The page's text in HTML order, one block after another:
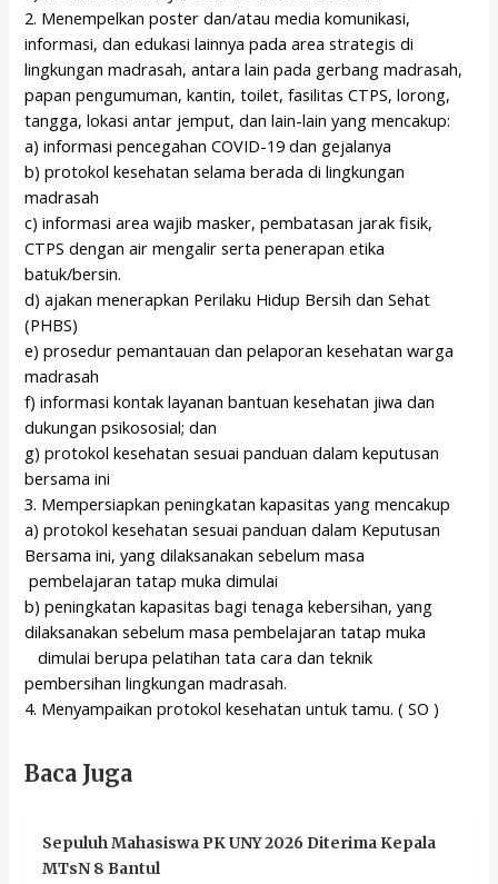
2. Menempelkan poster dan/atau media komunikasi,
informasi, dan edukasi lainnya pada area strategis di
lingkungan madrasah, antara lain pada gerbang madrasah,
papan pengumuman, kantin, toilet, fasilitas CTPS, lorong,
tangga, lokasi antar jemput, dan lain-lain yang mencakup:
a) informasi pencegahan COVID-19 dan gejalanya
b) protokol kesehatan selama berada di lingkungan
madrasah
c) informasi area wajib masker, pembatasan jarak fisik,
CTPS dengan air mengalir serta penerapan etika
batuk/bersin.
d) ajakan menerapkan Perilaku Hidup Bersih dan Sehat
(PHBS)
e) prosedur pemantauan dan pelaporan kesehatan warga
madrasah
f) informasi kontak layanan bantuan kesehatan jiwa dan
dukungan psikososial; dan
g) protokol kesehatan sesuai panduan dalam keputusan
bersama ini
3. Mempersiapkan peningkatan kapasitas yang mencakup
a) protokol kesehatan sesuai panduan dalam Keputusan
Bersama ini, yang dilaksanakan sebelum masa
pembelajaran tatap muka dimulai
b) peningkatan kapasitas bagi tenaga kebersihan, yang
dilaksanakan sebelum masa pembelajaran tatap muka
dimulai berupa pelatihan tata cara dan teknik
pembersihan lingkungan madrasah.
4. Menyampaikan protokol kesehatan untuk tamu. ( SO )
Baca Juga
Sepuluh Mahasiswa PK UNY 2026 Diterima Kepala
MTsN 8 Bantul